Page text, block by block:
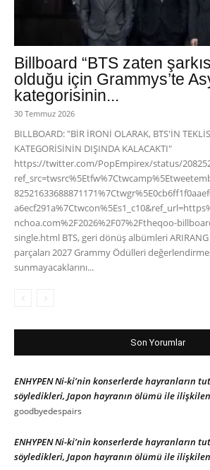
Billboard “BTS zaten
olduğu için Grammys’te
kategorisinin...
30 Temmuz 2026
BILLBOARD: "BİR İRONİ OLARAK, BTS'İN
KATEGORİSİNİN DIŞINDA KALACAKTI"
https://twitter.com/PopEmpirex/status/
nchoa.com%2F2026%2F07%2Ftheqoo-
single.html BTS, geri dönüş albümleri
parçaları 2027 Grammy Ödülleri
sunmayacaklarını...
Son Yorumlar
ENHYPEN Ni-ki’nin konserlerde hayranların
söyledikleri, Japon hayranın ölümü ile
goodbyedespairs
ENHYPEN Ni-ki’nin konserlerde hayranların
söyledikleri, Japon hayranın ölümü ile